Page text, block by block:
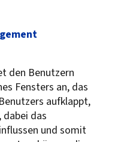
den Benutzern
Fensters an, das
aufklappt,
das
und somit